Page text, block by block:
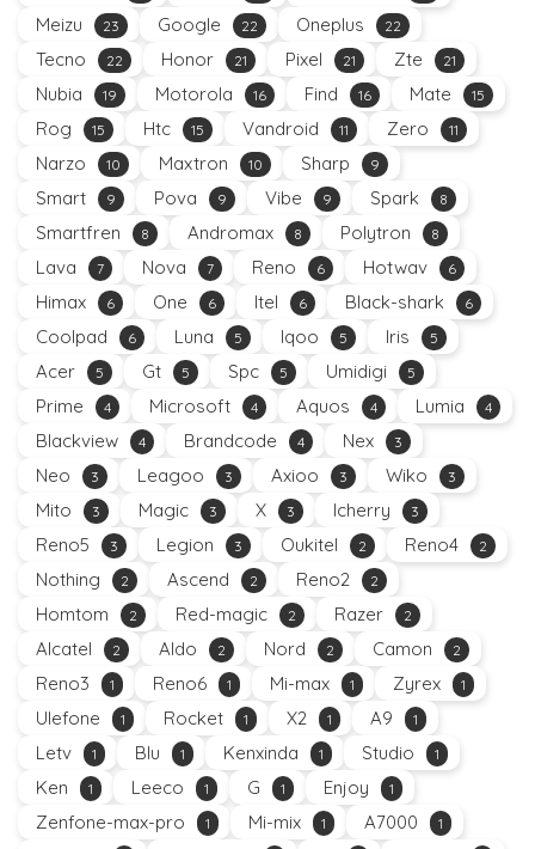
Meizu 23 Google 22 Oneplus 22
Tecno 22 Honor 21 Pixel 21 Zte 21
Nubia 19 Motorola 16 Find 16 Mate 15
Rog 15 Htc 15 Vandroid 11 Zero 11
Narzo 10 Maxtron 10 Sharp 9
Smart 9 Pova 9 Vibe 9 Spark 8
Smartfren 8 Andromax 8 Polytron 8
Lava 7 Nova 7 Reno 6 Hotwav 6
Himax 6 One 6 Itel 6 Black-shark 6
Coolpad 6 Luna 5 Iqoo 5 Iris 5
Acer 5 Gt 5 Spc 5 Umidigi 5
Prime 4 Microsoft 4 Aquos 4 Lumia 4
Blackview 4 Brandcode 4 Nex 3
Neo 3 Leagoo 3 Axioo 3 Wiko 3
Mito 3 Magic 3 X 3 Icherry 3
Reno5 3 Legion 3 Oukitel 2 Reno4 2
Nothing 2 Ascend 2 Reno2 2
Homtom 2 Red-magic 2 Razer 2
Alcatel 2 Aldo 2 Nord 2 Camon 2
Reno3 1 Reno6 1 Mi-max 1 Zyrex 1
Ulefone 1 Rocket 1 X2 1 A9 1
Letv 1 Blu 1 Kenxinda 1 Studio 1
Ken 1 Leeco 1 G 1 Enjoy 1
Zenfone-max-pro 1 Mi-mix 1 A7000 1